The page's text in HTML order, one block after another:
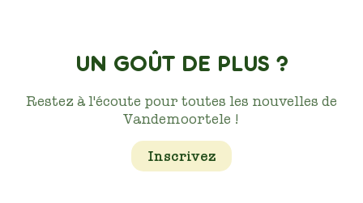
UN GOÛT DE PLUS ?
Restez à l'écoute pour toutes les nouvelles de
Vandemoortele !
Inscrivez